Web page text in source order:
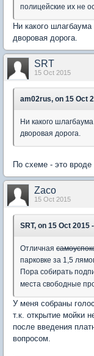
полицейские их не
Ни какого
дворовая дорога.
SRT
15 Oct 2015
am02rus, on 15 Oct
Ни какого
дворовая дорога.
По схеме - это
Zaco
15 Oct 2015
SRT, on 15 Oct 2015
Отличная
парковке за 1,5
Пора собирать
места свободные
У меня собраны
т.к. открытие мойки
после введения
вопросом.